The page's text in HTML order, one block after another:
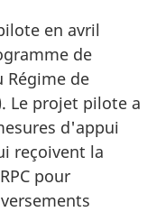
en avril
de
de
Le projet pilote a
d'appui
reçoivent la
pour